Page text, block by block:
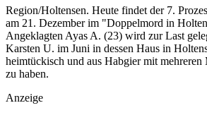
Region/Holtensen. Heute findet der 7.
am 21. Dezember im "Doppelmord in
Angeklagten Ayas A. (23) wird zur Last
Karsten U. im Juni in dessen Haus in
heimtückisch und aus Habgier mit mehreren
zu haben.
Anzeige